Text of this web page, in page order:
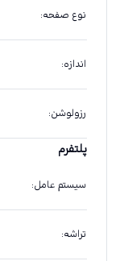
نوع صفحه:
اندازه:
رزولوشن:
پلتفرم
سیستم عامل:
تراشه: